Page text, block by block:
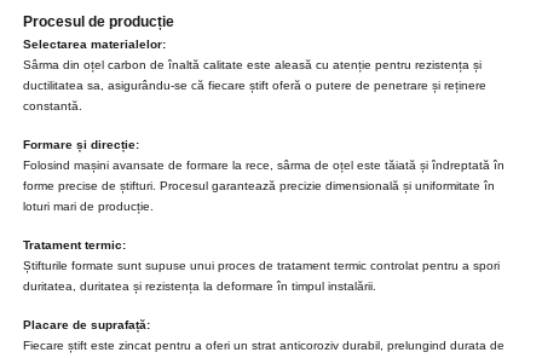
Procesul de producție
Selectarea materialelor:
Sârma din oțel carbon de înaltă calitate este aleasă cu atenție pentru rezistența și
ductilitatea sa, asigurându-se că fiecare știft oferă o putere de penetrare și reținere
constantă.
Formare și direcție:
Folosind mașini avansate de formare la rece, sârma de oțel este tăiată și îndreptată în
forme precise de știfturi. Procesul garantează precizie dimensională și uniformitate în
loturi mari de producție.
Tratament termic:
Știfturile formate sunt supuse unui proces de tratament termic controlat pentru a spori
duritatea, duritatea și rezistența la deformare în timpul instalării.
Placare de suprafață:
Fiecare știft este zincat pentru a oferi un strat anticoroziv durabil, prelungind durata de